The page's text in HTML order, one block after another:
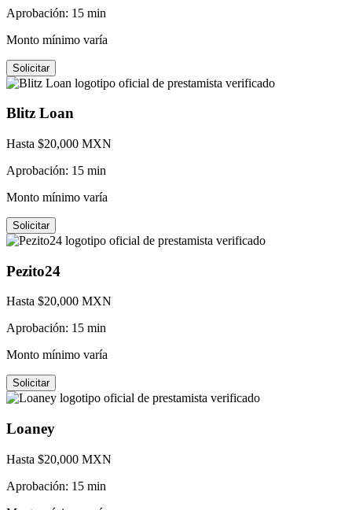
Aprobación: 15 min
Monto mínimo varía
Solicitar
Blitz Loan
Hasta $20,000 MXN
Aprobación: 15 min
Monto mínimo varía
Solicitar
Pezito24
Hasta $20,000 MXN
Aprobación: 15 min
Monto mínimo varía
Solicitar
Loaney
Hasta $20,000 MXN
Aprobación: 15 min